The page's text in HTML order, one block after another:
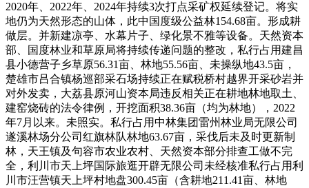
2020年、2022年、2024年持续3次打点采矿权延续登记。将实
地仍为天然形态的山体，此中国度级公益林154.68亩。形成耕
做层。并新建凉亭、水幕片子、绿化景不雅等设备。天然资本
部、国度林业和草原局将持续传递问题的整改，私行占用建昌
县小德营子乡草原56.31亩、林地55.56亩、未操纵地43.5亩，
楚雄市吕合镇杨巡部采石场持续正在赋税桥村越界开采砂岩并
对外发卖，大荔县原河山资本局违反相关正在耕地林地取土、
建窑烧砖的法令律例，开挖面积38.36亩（均为林地），2022
年7月以来。未照实。私行占用中林集团雷州林业局无限公司
遂溪林场分公司红旗林队林地63.67亩，采伐后未及时更新制
林，天王镇及句容市农业农村、天然资本部分排查工做不完
全，利川市天上坪国际旅逛开辟无限公司未经核准私行占用利
川市汪营镇天上坪村地盘300.45亩（含耕地211.41亩、林地